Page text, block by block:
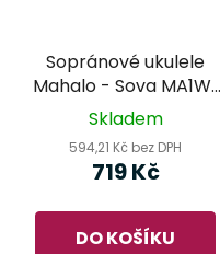
Sopránové ukulele
Mahalo - Sova MA1WL
Art Series
Skladem
594,21 Kč bez DPH
719 Kč
DO KOŠÍKU